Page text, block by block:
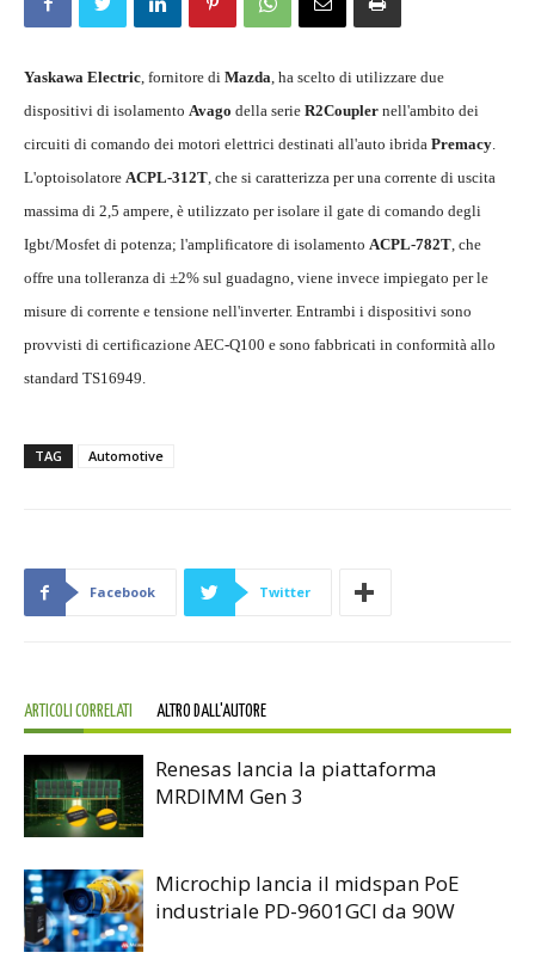
Yaskawa Electric, fornitore di Mazda, ha scelto di utilizzare due
dispositivi di isolamento Avago della serie R2Coupler nell'ambito dei
circuiti di comando dei motori elettrici destinati all'auto ibrida Premacy.
L'optoisolatore ACPL-312T, che si caratterizza per una corrente di uscita
massima di 2,5 ampere, è utilizzato per isolare il gate di comando degli
Igbt/Mosfet di potenza; l'amplificatore di isolamento ACPL-782T, che
offre una tolleranza di ±2% sul guadagno, viene invece impiegato per le
misure di corrente e tensione nell'inverter. Entrambi i dispositivi sono
provvisti di certificazione AEC-Q100 e sono fabbricati in conformità allo
standard TS16949.
TAG Automotive
Facebook Twitter
ARTICOLI CORRELATI ALTRO DALL'AUTORE
Renesas lancia la piattaforma
MRDIMM Gen 3
Microchip lancia il midspan PoE
industriale PD-9601GCI da 90W